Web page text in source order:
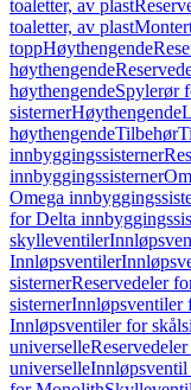
toaletter, av plast
toaletter, av plast
toppHøythengende
høythengende
høythengendeSpylerør
sisternerHøythengende
høythengendeTilbehør
innbyggingssisterner
innbyggingssisterner
Omega
for Delta
skylleventiler
Innløpsventiler
sisternerReservedeler
sisternerInnløpsventiler
Innløpsventiler for
universelle
universelle